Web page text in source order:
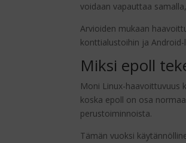
voidaan vapauttaa
Arvioiden mukaan
konttialustoihin ja
Miksi epoll
Moni Linux-haavoittuvuus
koska epoll on osa
perustoiminnoista.
Tämän vuoksi